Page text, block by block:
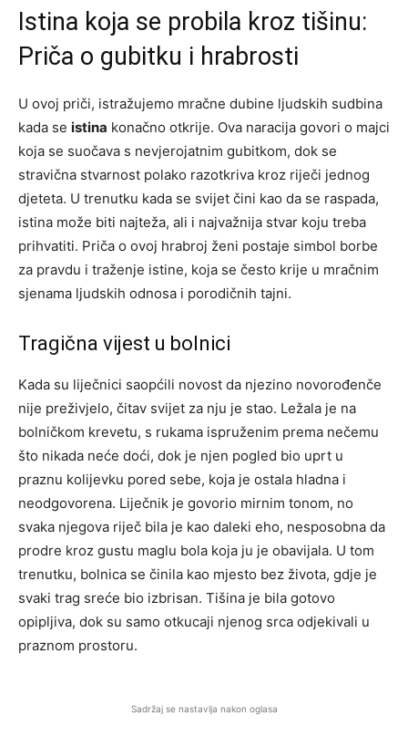
Istina koja se probila kroz tišinu:
Priča o gubitku i hrabrosti
U ovoj priči, istražujemo mračne dubine ljudskih sudbina
kada se istina konačno otkrije. Ova naracija govori o majci
koja se suočava s nevjerojatnim gubitkom, dok se
stravična stvarnost polako razotkriva kroz riječi jednog
djeteta. U trenutku kada se svijet čini kao da se raspada,
istina može biti najteža, ali i najvažnija stvar koju treba
prihvatiti. Priča o ovoj hrabroj ženi postaje simbol borbe
za pravdu i traženje istine, koja se često krije u mračnim
sjenama ljudskih odnosa i porodičnih tajni.
Tragična vijest u bolnici
Kada su liječnici saopćili novost da njezino novorođenče
nije preživjelo, čitav svijet za nju je stao. Ležala je na
bolničkom krevetu, s rukama ispruženim prema nečemu
što nikada neće doći, dok je njen pogled bio uprt u
praznu kolijevku pored sebe, koja je ostala hladna i
neodgovorena. Liječnik je govorio mirnim tonom, no
svaka njegova riječ bila je kao daleki eho, nesposobna da
prodre kroz gustu maglu bola koja ju je obavijala. U tom
trenutku, bolnica se činila kao mjesto bez života, gdje je
svaki trag sreće bio izbrisan. Tišina je bila gotovo
opipljiva, dok su samo otkucaji njenog srca odjekivali u
praznom prostoru.
Sadržaj se nastavlja nakon oglasa